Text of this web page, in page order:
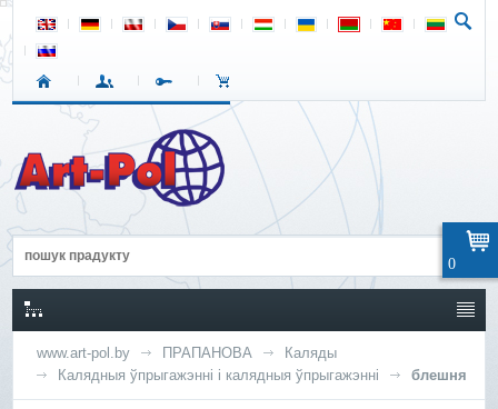
www.art-pol.by ПРАПАНОВА
Каляды
Калядныя ўпрыгажэнні і калядныя ўпрыгажэнні
блешня
0